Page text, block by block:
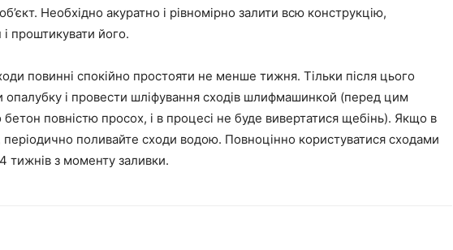
Необхідно акуратно і рівномірно залити всю конструкцію,
проштикувати його.
повинні спокійно простояти не менше тижня. Тільки після цього
опалубку і провести шліфування сходів шлифмашинкой (перед цим
повністю просох, і в процесі не буде вивертатися щебінь). Якщо в
поливайте сходи водою. Повноцінно користуватися сходами
тижнів з моменту заливки.